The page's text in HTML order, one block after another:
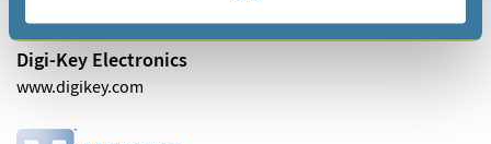
Digi-Key Electronics
www.digikey.com